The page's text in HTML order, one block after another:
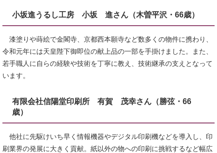
小坂進うるし工房 小坂 進さん（木曽平沢・66歳）
漆塗りや蒔絵で金閣寺、京都西本願寺など数多くの物件に携わり、
令和元年には天皇陛下御即位の献上品の一部を手掛けました。また、
若手職人に自らの経験や技術を丁寧に教え、技術継承の支えとなって
います。
有限会社信陽堂印刷所 有賀 茂幸さん（勝弦・66
歳）
他社に先駆けいち早く情報機器やデジタル印刷機などを導入し、印
刷業界の発展に大きく貢献。紙以外の物への印刷に挑戦するなど幅広